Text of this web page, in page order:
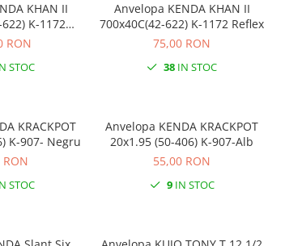
KHAN II
K-1172
RON
STOC
Anvelopa KENDA KHAN II
700x40C(42-622) K-1172 Reflex
75,00 RON
38 IN STOC
KRACKPOT
K-907- Negru
STOC
Anvelopa KENDA KRACKPOT
20x1.95 (50-406) K-907-Alb
55,00 RON
9IN STOC